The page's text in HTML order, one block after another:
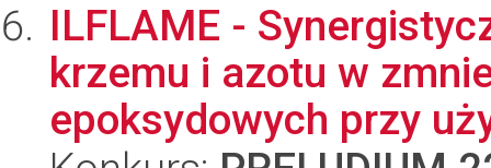
ILFLAME -
krzemu i azotu w
epoksydowych przy